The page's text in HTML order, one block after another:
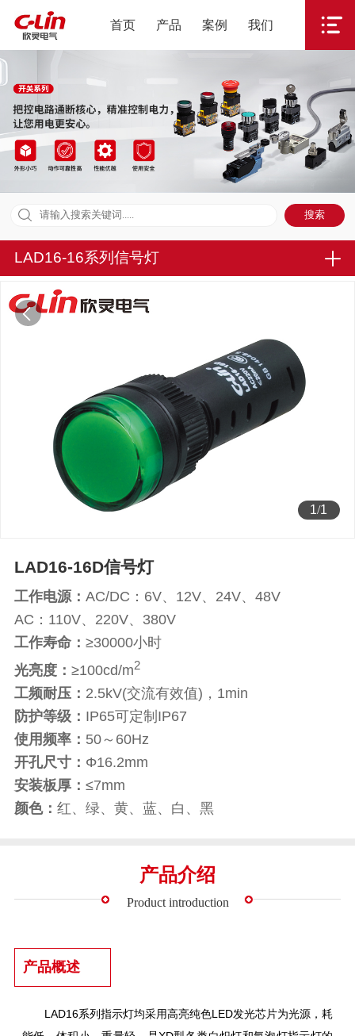
首页 产品 案例 我们
LAD16-16系列信号灯
1/1
LAD16-16D信号灯
工作电源： AC/DC：6V、12V、24V、48V
AC：110V、220V、380V
工作寿命： ≥30000小时
光亮度： ≥100cd/m2
工频耐压： 2.5kV(交流有效值)，1min
防护等级： IP65可定制IP67
使用频率： 50～60Hz
开孔尺寸： Φ16.2mm
安装板厚： ≤7mm
颜色： 红、绿、黄、蓝、白、黑
产品介绍
Product introduction
产品概述
LAD16系列指示灯均采用高亮纯色LED发光芯片为光源，耗